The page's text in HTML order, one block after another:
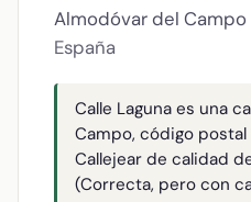
Almodóvar del Campo
España
Calle Laguna es una
Campo, código postal
Callejear de calidad
(Correcta, pero con